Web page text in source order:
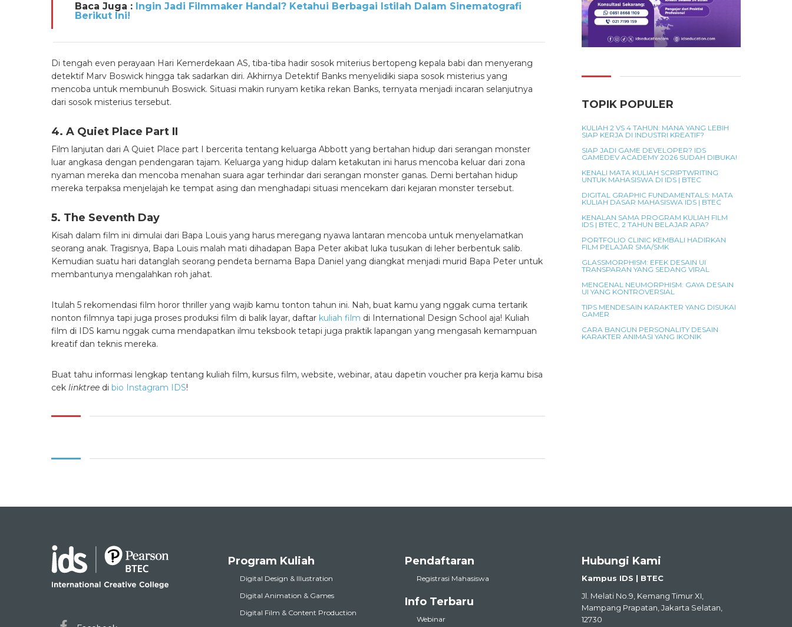
Baca Juga : Ingin Jadi Filmmaker Handal? Ketahui Berbagai Istilah Dalam Sinematografi
Berikut Ini!
Di tengah even perayaan Hari Kemerdekaan AS, tiba-tiba hadir sosok miterius bertopeng kepala babi dan menyerang
detektif Marv Boswick hingga tak sadarkan diri. Akhirnya Detektif Banks menyelidiki siapa sosok misterius yang
mencoba untuk membunuh Boswick. Situasi makin runyam ketika rekan Banks, ternyata menjadi incaran selanjutnya
dari sosok misterius tersebut.
4. A Quiet Place Part II
Film lanjutan dari A Quiet Place part I bercerita tentang keluarga Abbott yang bertahan hidup dari serangan monster
luar angkasa dengan pendengaran tajam. Keluarga yang hidup dalam ketakutan ini harus mencoba keluar dari zona
nyaman mereka dan mencoba menahan suara agar terhindar dari serangan monster ganas. Demi bertahan hidup
mereka terpaksa menjelajah ke tempat asing dan menghadapi situasi mencekam dari kejaran monster tersebut.
5. The Seventh Day
Kisah dalam film ini dimulai dari Bapa Louis yang harus meregang nyawa lantaran mencoba untuk menyelamatkan
seorang anak. Tragisnya, Bapa Louis malah mati dihadapan Bapa Peter akibat luka tusukan di leher berbentuk salib.
Kemudian suatu hari datanglah seorang pendeta bernama Bapa Daniel yang diangkat menjadi murid Bapa Peter untuk
membantunya mengalahkan roh jahat.
Itulah 5 rekomendasi film horor thriller yang wajib kamu tonton tahun ini. Nah, buat kamu yang nggak cuma tertarik
nonton filmnya tapi juga proses produksi film di balik layar, daftar kuliah film di International Design School aja! Kuliah
film di IDS kamu nggak cuma mendapatkan ilmu teksbook tetapi juga praktik lapangan yang mengasah kemampuan
kreatif dan teknis mereka.
Buat tahu informasi lengkap tentang kuliah film, kursus film, website, webinar, atau dapetin voucher pra kerja kamu bisa
cek linktree di bio Instagram IDS!
TOPIK POPULER
KULIAH 2 VS 4 TAHUN: MANA YANG LEBIH
SIAP KERJA DI INDUSTRI KREATIF?
SIAP JADI GAME DEVELOPER? IDS
GAMEDEV ACADEMY 2026 SUDAH DIBUKA!
KENALI MATA KULIAH SCRIPTWRITING
UNTUK MAHASISWA DI IDS | BTEC
DIGITAL GRAPHIC FUNDAMENTALS: MATA
KULIAH DASAR MAHASISWA IDS | BTEC
KENALAN SAMA PROGRAM KULIAH FILM
IDS | BTEC, 2 TAHUN BELAJAR APA?
PORTFOLIO CLINIC KEMBALI HADIRKAN
FILM PELAJAR SMA/SMK
GLASSMORPHISM: EFEK DESAIN UI
TRANSPARAN YANG SEDANG VIRAL
MENGENAL NEUMORPHISM: GAYA DESAIN
UI YANG KONTROVERSIAL
TIPS MENDESAIN KARAKTER YANG DISUKAI
GAMER
CARA BANGUN PERSONALITY DESAIN
KARAKTER ANIMASI YANG IKONIK
Program Kuliah
Digital Design & Illustration
Digital Animation & Games
Digital Film & Content Production
Pendaftaran
Registrasi Mahasiswa
Info Terbaru
Webinar
Hubungi Kami
Kampus IDS | BTEC
Jl. Melati No.9, Kemang Timur XI,
Mampang Prapatan, Jakarta Selatan,
12730